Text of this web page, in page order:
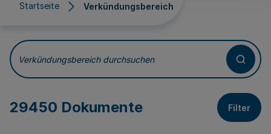
Startseite Verkündungsbereich
Verkündungsbereich
Verkündungsbereich durchsuchen
29450 Dokumente Filter